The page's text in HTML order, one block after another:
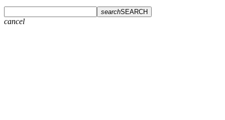
searchSEARCH
cancel